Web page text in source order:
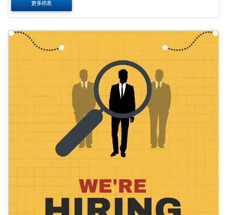
務工作領域人才，促進學術與 實務....
更多訊息